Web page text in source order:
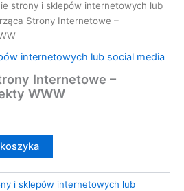
strony i sklepów internetowych lub
Strony Internetowe –
internetowych lub social media
Internetowe –
WWW
i sklepów internetowych lub